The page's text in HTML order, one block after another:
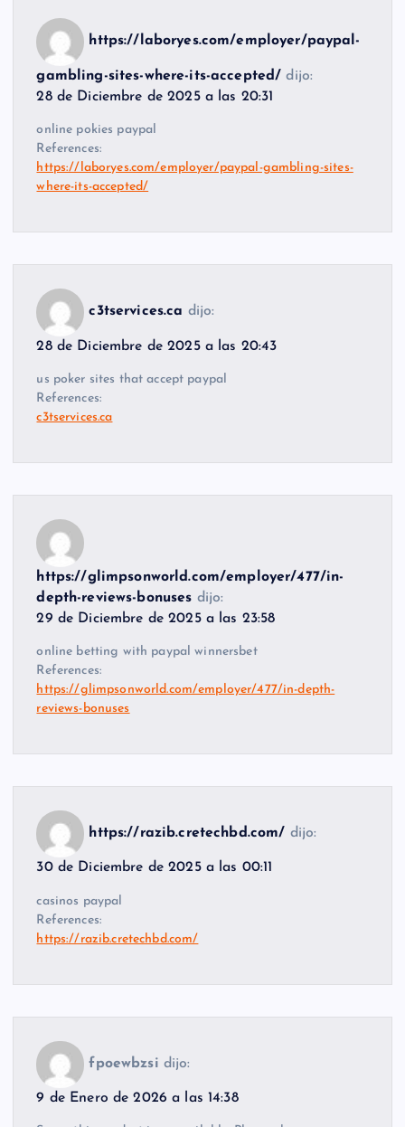
https://laboryes.com/employer/paypal-
gambling-sites-where-its-accepted/ dijo:
28 de Diciembre de 2025 a las 20:31
online pokies paypal
References:
https://laboryes.com/employer/paypal-gambling-sites-
where-its-accepted/
c3tservices.ca dijo:
28 de Diciembre de 2025 a las 20:43
us poker sites that accept paypal
References:
c3tservices.ca
https://glimpsonworld.com/employer/477/in-
depth-reviews-bonuses dijo:
29 de Diciembre de 2025 a las 23:58
online betting with paypal winnersbet
References:
https://glimpsonworld.com/employer/477/in-depth-
reviews-bonuses
https://razib.cretechbd.com/ dijo:
30 de Diciembre de 2025 a las 00:11
casinos paypal
References:
https://razib.cretechbd.com/
fpoewbzsi dijo:
9 de Enero de 2026 a las 14:38